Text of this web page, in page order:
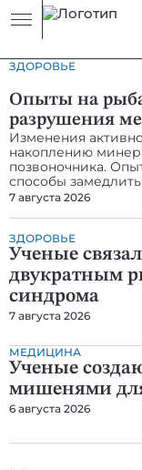
Человек
Человек
ЗДОРОВЬЕ
Опыты на
разрушения
Изменения
накоплению
позвоночника.
способы
7 августа 2026
ЗДОРОВЬЕ
Ученые
двукратным
синдрома
7 августа 2026
МЕДИЦИНА
Ученые
мишенями
6 августа 2026